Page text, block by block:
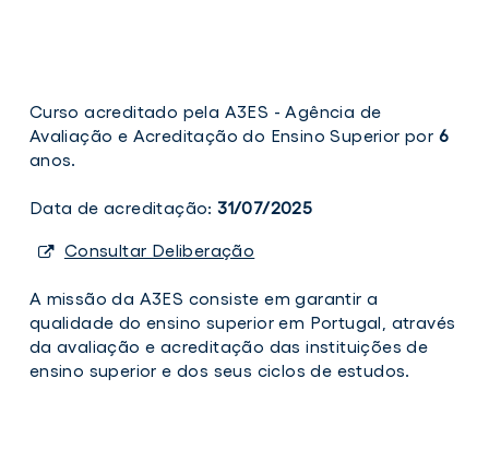
Curso acreditado pela A3ES - Agência de
Avaliação e Acreditação do Ensino Superior por 6
anos.
Data de acreditação: 31/07/2025
Consultar Deliberação
A missão da A3ES consiste em garantir a
qualidade do ensino superior em Portugal, através
da avaliação e acreditação das instituições de
ensino superior e dos seus ciclos de estudos.